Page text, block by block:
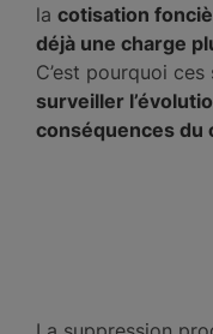
la cotisation
déjà une charge
C’est pourquoi
surveiller
conséquences du